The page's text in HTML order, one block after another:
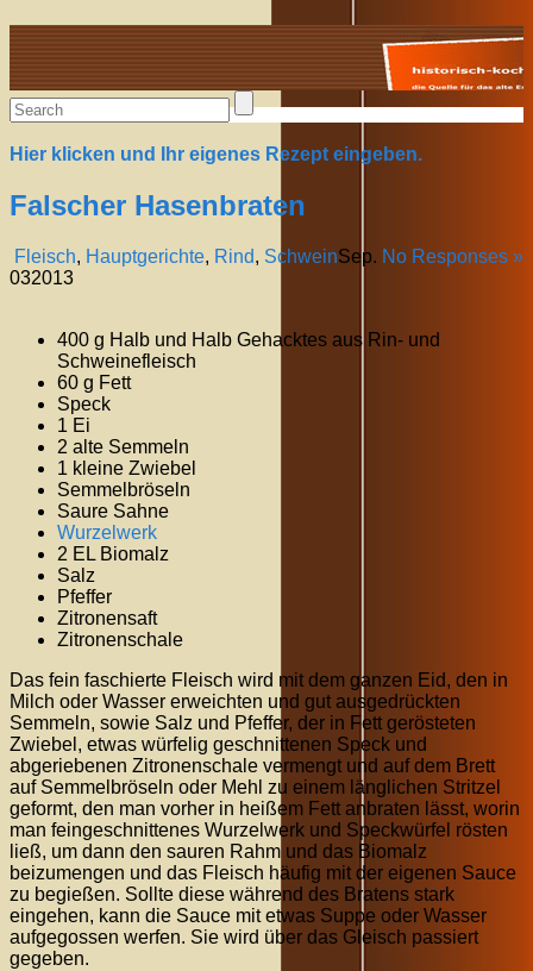
Alte Rezepte online
Hier klicken und Ihr eigenes Rezept eingeben.
Falscher Hasenbraten
Fleisch, Hauptgerichte, Rind, Schwein No Responses »
Sep.
032013
400 g Halb und Halb Gehacktes aus Rin- und
Schweinefleisch
60 g Fett
Speck
1 Ei
2 alte Semmeln
1 kleine Zwiebel
Semmelbröseln
Saure Sahne
Wurzelwerk
2 EL Biomalz
Salz
Pfeffer
Zitronensaft
Zitronenschale
Das fein faschierte Fleisch wird mit dem ganzen Eid, den in
Milch oder Wasser erweichten und gut ausgedrückten
Semmeln, sowie Salz und Pfeffer, der in Fett gerösteten
Zwiebel, etwas würfelig geschnittenen Speck und
abgeriebenen Zitronenschale vermengt und auf dem Brett
auf Semmelbröseln oder Mehl zu einem länglichen Stritzel
geformt, den man vorher in heißem Fett anbraten lässt, worin
man feingeschnittenes Wurzelwerk und Speckwürfel rösten
ließ, um dann den sauren Rahm und das Biomalz
beizumengen und das Fleisch häufig mit der eigenen Sauce
zu begießen. Sollte diese während des Bratens stark
eingehen, kann die Sauce mit etwas Suppe oder Wasser
aufgegossen werfen. Sie wird über das Gleisch passiert
gegeben.